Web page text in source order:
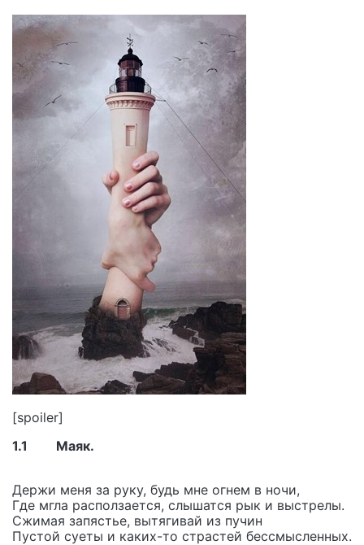
[spoiler]
1.1
Маяк.
Держи меня за руку, будь мне огнем в ночи,
Где мгла расползается, слышатся рык и выстрелы.
Сжимая запястье, вытягивай из пучин
Пустой суеты и каких-то страстей бессмысленных.